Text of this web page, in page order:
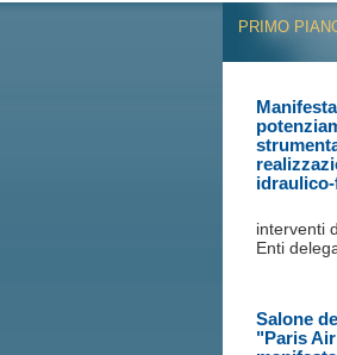
MEDIA
PRIMO
interventi
Enti
Salone
"Paris